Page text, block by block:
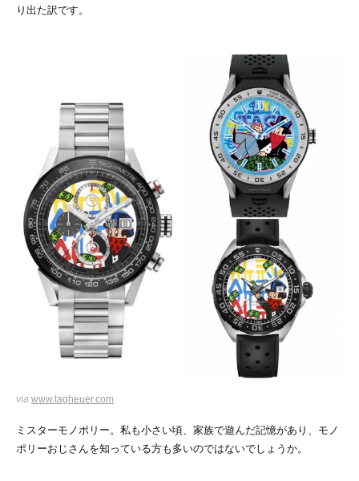
り出た訳です。
via www.tagheuer.com
ミスターモノポリー。私も小さい頃、家族で遊んだ記憶があり、モノ
ポリーおじさんを知っている方も多いのではないでしょうか。